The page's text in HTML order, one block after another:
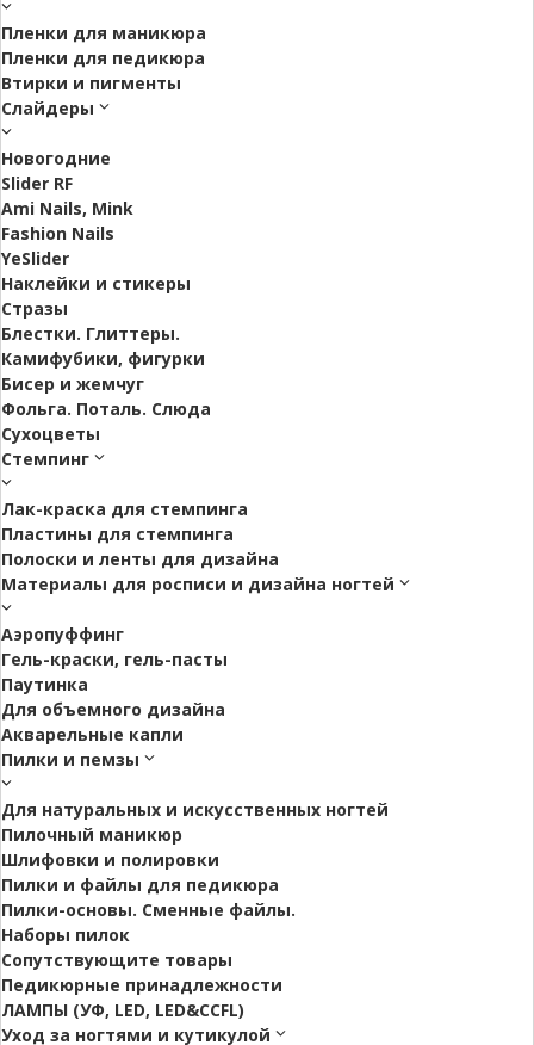
Пленки для маникюра
Пленки для педикюра
Втирки и пигменты
Слайдеры
Новогодние
Slider RF
Ami Nails, Mink
Fashion Nails
YeSlider
Наклейки и стикеры
Стразы
Блестки. Глиттеры.
Камифубики, фигурки
Бисер и жемчуг
Фольга. Поталь. Слюда
Сухоцветы
Стемпинг
Лак-краска для стемпинга
Пластины для стемпинга
Полоски и ленты для дизайна
Материалы для росписи и дизайна ногтей
Аэропуффинг
Гель-краски, гель-пасты
Паутинка
Для объемного дизайна
Акварельные капли
Пилки и пемзы
Для натуральных и искусственных ногтей
Пилочный маникюр
Шлифовки и полировки
Пилки и файлы для педикюра
Пилки-основы. Сменные файлы.
Наборы пилок
Сопутствующите товары
Педикюрные принадлежности
ЛАМПЫ (УФ, LED, LED&CCFL)
Уход за ногтями и кутикулой